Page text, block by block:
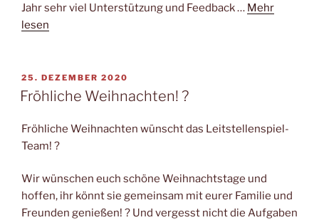
Jahr sehr viel Unterstützung und Feedback … Mehr
lesen
VERÖFFENTLICHT
AM
25. DEZEMBER 2020
Fröhliche Weihnachten! ?
Fröhliche Weihnachten wünscht das Leitstellenspiel-
Team! ?
Wir wünschen euch schöne Weihnachtstage und
hoffen, ihr könnt sie gemeinsam mit eurer Familie und
Freunden genießen! ? Und vergesst nicht die Aufgaben